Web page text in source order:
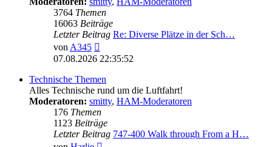
3764 Themen
16063 Beiträge
Letzter Beitrag Re: Diverse Plätze in der Sch…
vonA345
Beitrag
07.08.2026 22:35:52
Technische Themen
Alles Technische rund um die Luftfahrt!
Moderatoren: smitty, HAM-Moderatoren
176 Themen
1123 Beiträge
Letzter Beitrag 747-400 Walk through From a H…